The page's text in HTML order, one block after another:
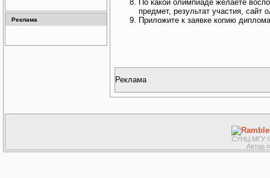
Реклама
По какой олимпиаде желаете
предмет, результат участия, сайт
Приложите к заявке копию
Реклама
СУНЦ МГУ ©
Автор